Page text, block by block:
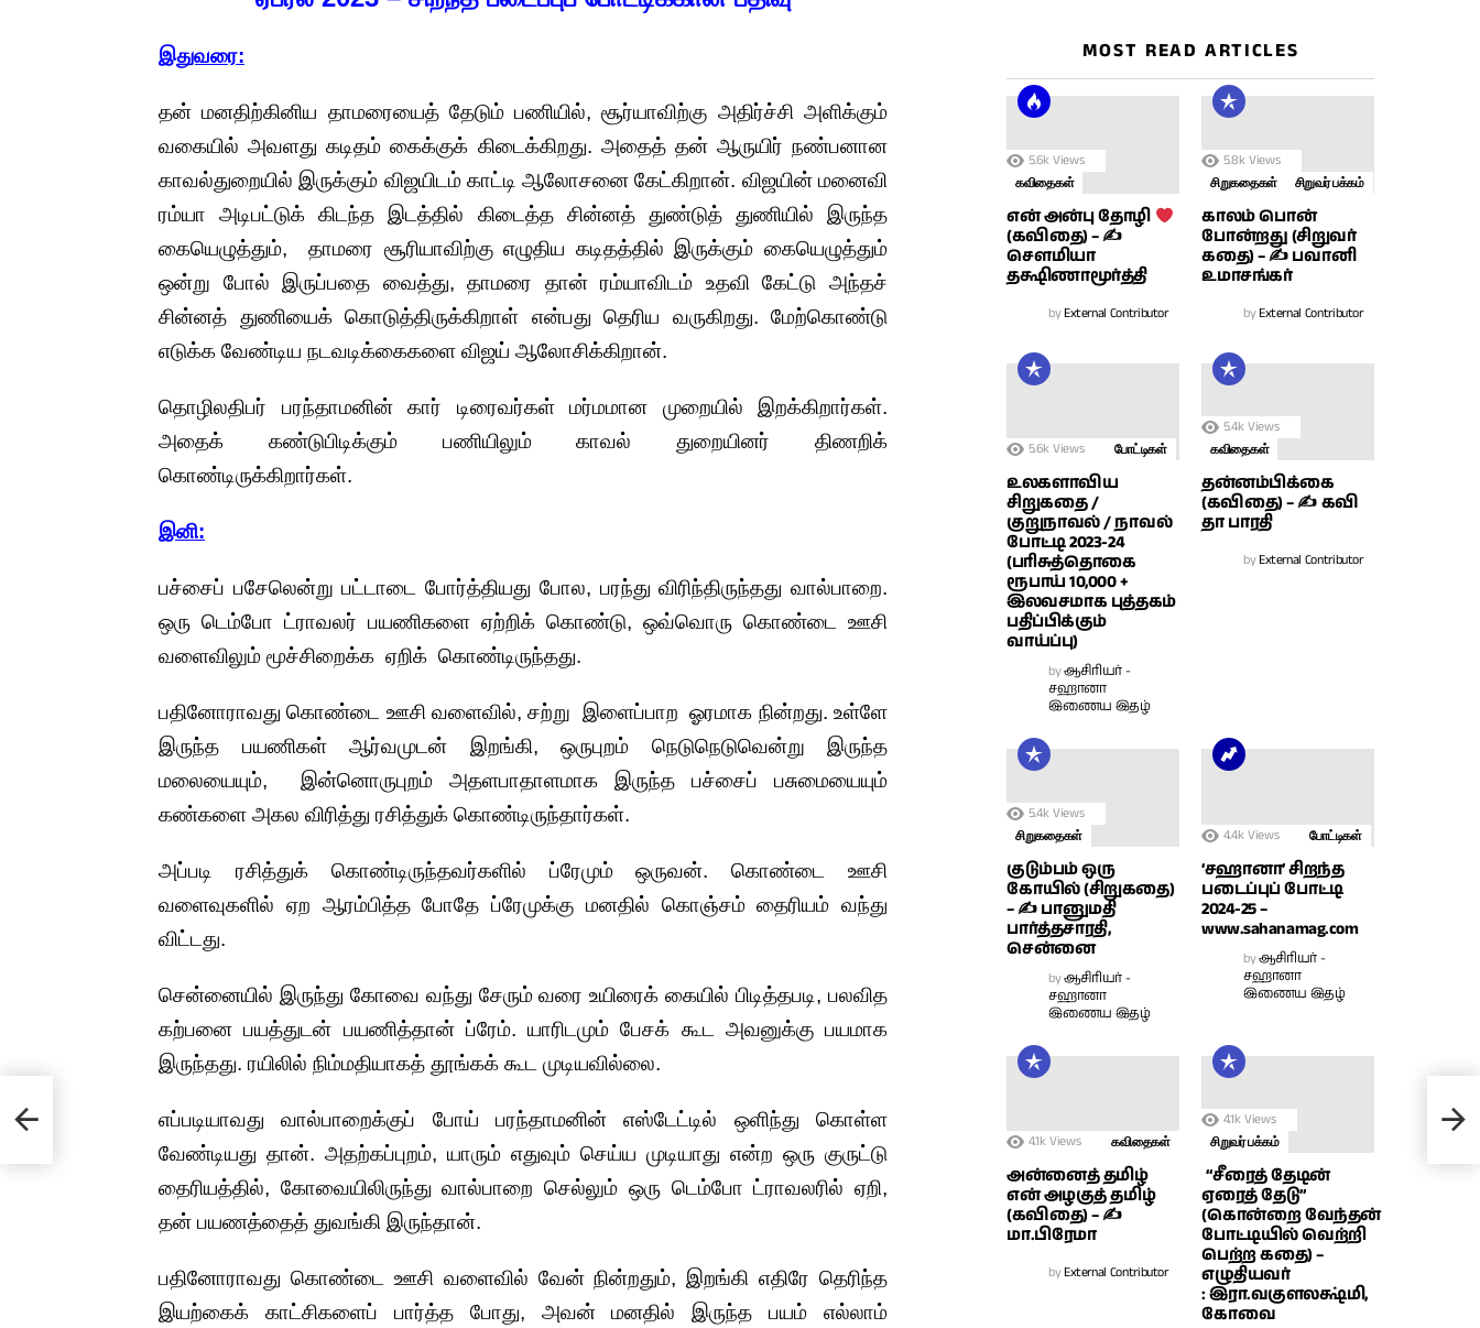
இதுவரை:
தன் மனதிற்கினிய தாமரையைத் தேடும் பணியில், சூர்யாவிற்கு அதிர்ச்சி அளிக்கும்
வகையில் அவளது கடிதம் கைக்குக் கிடைக்கிறது. அதைத் தன் ஆருயிர் நண்பனான
காவல்துறையில் இருக்கும் விஜயிடம் காட்டி ஆலோசனை கேட்கிறான். விஜயின் மனைவி
ரம்யா அடிபட்டுக் கிடந்த இடத்தில் கிடைத்த சின்னத் துண்டுத் துணியில் இருந்த
கையெழுத்தும், தாமரை சூரியாவிற்கு எழுதிய கடிதத்தில் இருக்கும் கையெழுத்தும்
ஒன்று போல் இருப்பதை வைத்து, தாமரை தான் ரம்யாவிடம் உதவி கேட்டு அந்தச்
சின்னத் துணியைக் கொடுத்திருக்கிறாள் என்பது தெரிய வருகிறது. மேற்கொண்டு
எடுக்க வேண்டிய நடவடிக்கைகளை விஜய் ஆலோசிக்கிறான்.
தொழிலதிபர் பரந்தாமனின் கார் டிரைவர்கள் மர்மமான முறையில் இறக்கிறார்கள்.
அதைக் கண்டுபிடிக்கும் பணியிலும் காவல் துறையினர் திணறிக்
கொண்டிருக்கிறார்கள்.
இனி:
பச்சைப் பசேலென்று பட்டாடை போர்த்தியது போல, பரந்து விரிந்திருந்தது வால்பாறை.
ஒரு டெம்போ ட்ராவலர் பயணிகளை ஏற்றிக் கொண்டு, ஒவ்வொரு கொண்டை ஊசி
வளைவிலும் மூச்சிறைக்க ஏறிக் கொண்டிருந்தது.
பதினோராவது கொண்டை ஊசி வளைவில், சற்று இளைப்பாற ஓரமாக நின்றது. உள்ளே
இருந்த பயணிகள் ஆர்வமுடன் இறங்கி, ஒருபுறம் நெடுநெடுவென்று இருந்த
மலையையும், இன்னொருபுறம் அதளபாதாளமாக இருந்த பச்சைப் பசுமையையும்
கண்களை அகல விரித்து ரசித்துக் கொண்டிருந்தார்கள்.
அப்படி ரசித்துக் கொண்டிருந்தவர்களில் ப்ரேமும் ஒருவன். கொண்டை ஊசி
வளைவுகளில் ஏற ஆரம்பித்த போதே ப்ரேமுக்கு மனதில் கொஞ்சம் தைரியம் வந்து
விட்டது.
சென்னையில் இருந்து கோவை வந்து சேரும் வரை உயிரைக் கையில் பிடித்தபடி, பலவித
கற்பனை பயத்துடன் பயணித்தான் ப்ரேம். யாரிடமும் பேசக் கூட அவனுக்கு பயமாக
இருந்தது. ரயிலில் நிம்மதியாகத் தூங்கக் கூட முடியவில்லை.
எப்படியாவது வால்பாறைக்குப் போய் பரந்தாமனின் எஸ்டேட்டில் ஒளிந்து கொள்ள
வேண்டியது தான். அதற்கப்புறம், யாரும் எதுவும் செய்ய முடியாது என்ற ஒரு குருட்டு
தைரியத்தில், கோவையிலிருந்து வால்பாறை செல்லும் ஒரு டெம்போ ட்ராவலரில் ஏறி,
தன் பயணத்தைத் துவங்கி இருந்தான்.
பதினோராவது கொண்டை ஊசி வளைவில் வேன் நின்றதும், இறங்கி எதிரே தெரிந்த
இயற்கைக் காட்சிகளைப் பார்த்த போது, அவன் மனதில் இருந்த பயம் எல்லாம்
MOST READ ARTICLES
5.6k Views
கவிதைகள்
என் அன்பு தோழி
(கவிதை) – ✍
சௌமியா
தக்ஷிணாமூர்த்தி
byExternal Contributor
5.8k Views
சிறுகதைகள் சிறுவர் பக்கம்
காலம் பொன்
போன்றது (சிறுவர்
கதை) – ✍ பவானி
உமாசங்கர்
byExternal Contributor
5.6k Views போட்டிகள்
உலகளாவிய
சிறுகதை /
குறுநாவல் / நாவல்
போட்டி 2023-24
(பரிசுத்தொகை
ரூபாய் 10,000 +
இலவசமாக புத்தகம்
பதிப்பிக்கும்
வாய்ப்பு)
byஆசிரியர் -
சஹானா
இணைய இதழ்
5.4k Views
கவிதைகள்
தன்னம்பிக்கை
(கவிதை) – ✍ கவி
தா பாரதி
byExternal Contributor
5.4k Views
சிறுகதைகள்
குடும்பம் ஒரு
கோயில் (சிறுகதை)
– ✍ பானுமதி
பார்த்தசாரதி,
சென்னை
byஆசிரியர் -
சஹானா
இணைய இதழ்
4.4k Views போட்டிகள்
‘சஹானா’ சிறந்த
படைப்புப் போட்டி
2024-25 –
www.sahanamag.com
byஆசிரியர் -
சஹானா
இணைய இதழ்
4.1k Views கவிதைகள்
அன்னைத் தமிழ்
என் அழகுத் தமிழ்
(கவிதை) – ✍
மா.பிரேமா
byExternal Contributor
4.1k Views
சிறுவர் பக்கம்
“சீரைத் தேடின்
ஏரைத் தேடு”
(கொன்றை வேந்தன்
போட்டியில் வெற்றி
பெற்ற கதை) –
எழுதியவர்
: இரா.வகுளலக்ஷ்மி,
கோவை